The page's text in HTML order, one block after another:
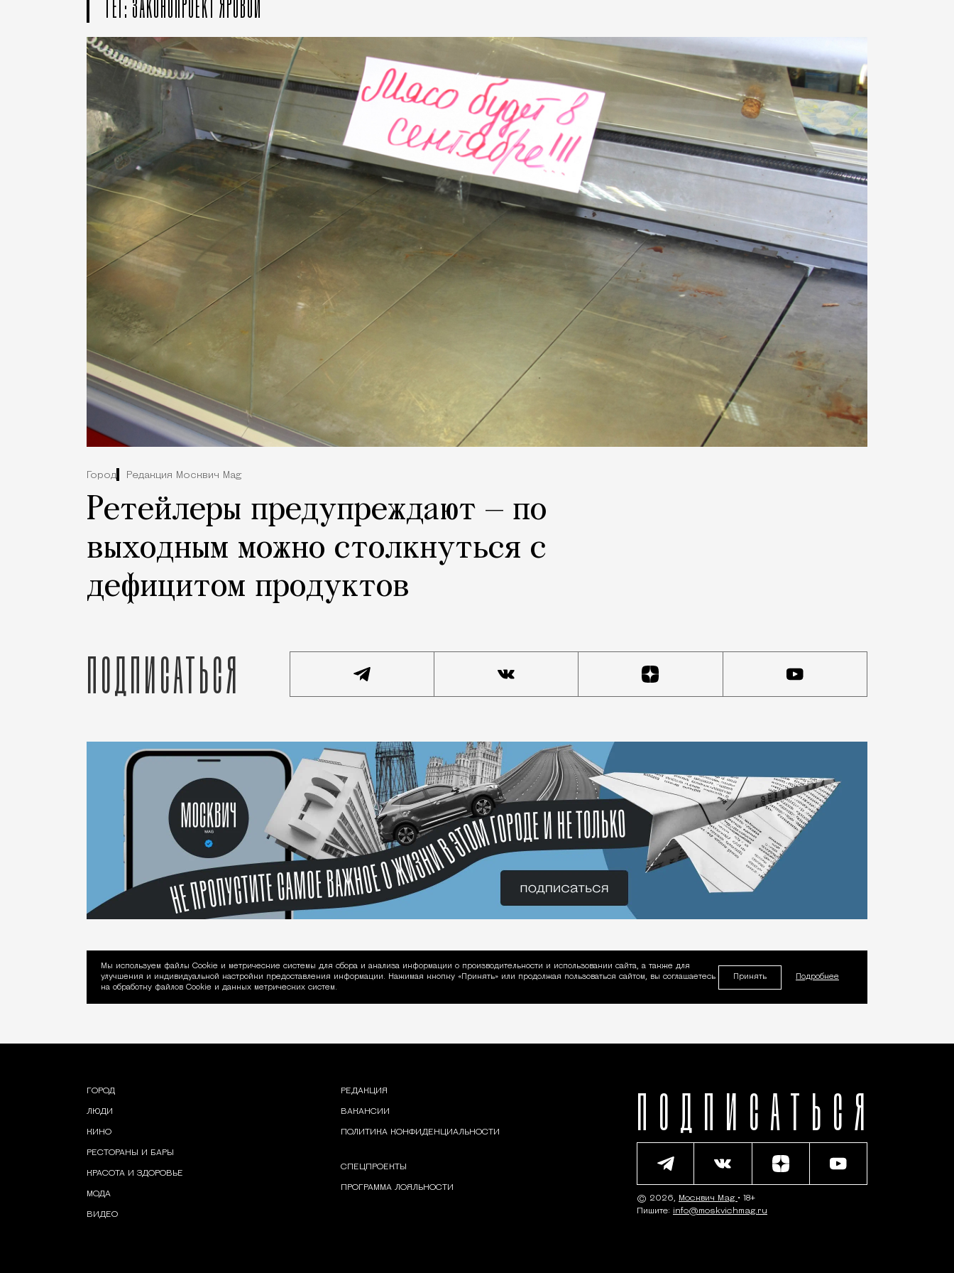
Город Редакция Москвич Mag
Ретейлеры предупреждают — по
выходным можно столкнуться с
дефицитом продуктов
Подписаться
Уведомление об использовании Cookie
Мы используем файлы Сookie и метрические системы для сбора и анализа информации о производительности и использовании сайта, а также для
улучшения и индивидуальной настройки предоставления информации. Нажимая кнопку «Принять» или продолжая пользоваться сайтом, вы соглашаетесь
на обработку файлов Cookie и данных метрических систем.
Принять Подробнее
ГОРОД
ЛЮДИ
КИНО
РЕСТОРАНЫ И БАРЫ
КРАСОТА И ЗДОРОВЬЕ
МОДА
ВИДЕО
РЕДАКЦИЯ
ВАКАНСИИ
ПОЛИТИКА КОНФИДЕНЦИАЛЬНОСТИ
СПЕЦПРОЕКТЫ
ПРОГРАММА ЛОЯЛЬНОСТИ
ПОДПИСАТЬСЯ
© 2026, Москвич Mag • 18+
Пишите: info@moskvichmag.ru